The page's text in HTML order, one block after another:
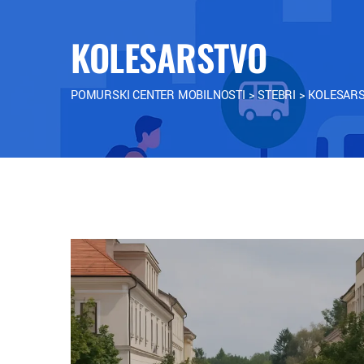
KOLESARSTVO
POMURSKI CENTER MOBILNOSTI>STEBRI >